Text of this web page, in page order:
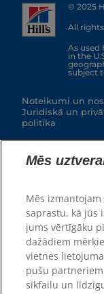
© 2025
All
As used
in the
subject
Noteikumi un
Juridiskā un
politika
Mēs
Mēs
saprastu, kā jūs
jums vērtīgāku
dažādiem
vietnes
pušu
sīkfailu un